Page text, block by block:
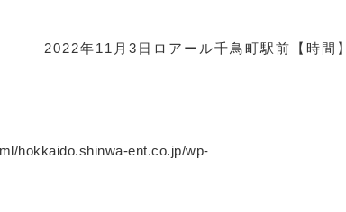
2022年11月3日 ロアール千鳥町駅前 【時間】
hokkaido.shinwa-ent.co.jp/wp-